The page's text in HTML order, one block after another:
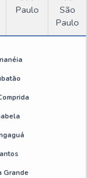
Paulo
São
Paulo
Grande